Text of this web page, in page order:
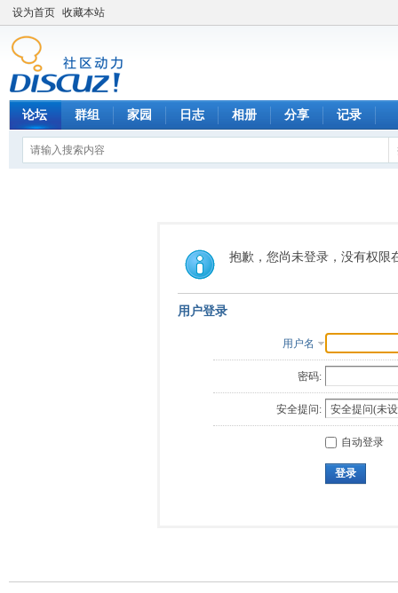
设为首页 收藏本站
论坛 群组 家园 日志 相册 分享 记录
抱歉，您尚未登录，没有权限
用户登录
用户名
密码:
安全提问:
自动登录
登录